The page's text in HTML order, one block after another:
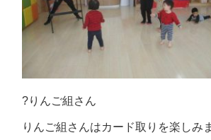
?りんご組さん
りんご組さんはカード取りを楽しみ